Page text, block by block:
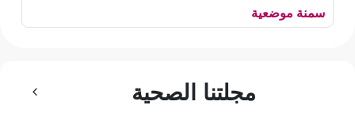
سمنة موضعية
مجلتنا الصحية